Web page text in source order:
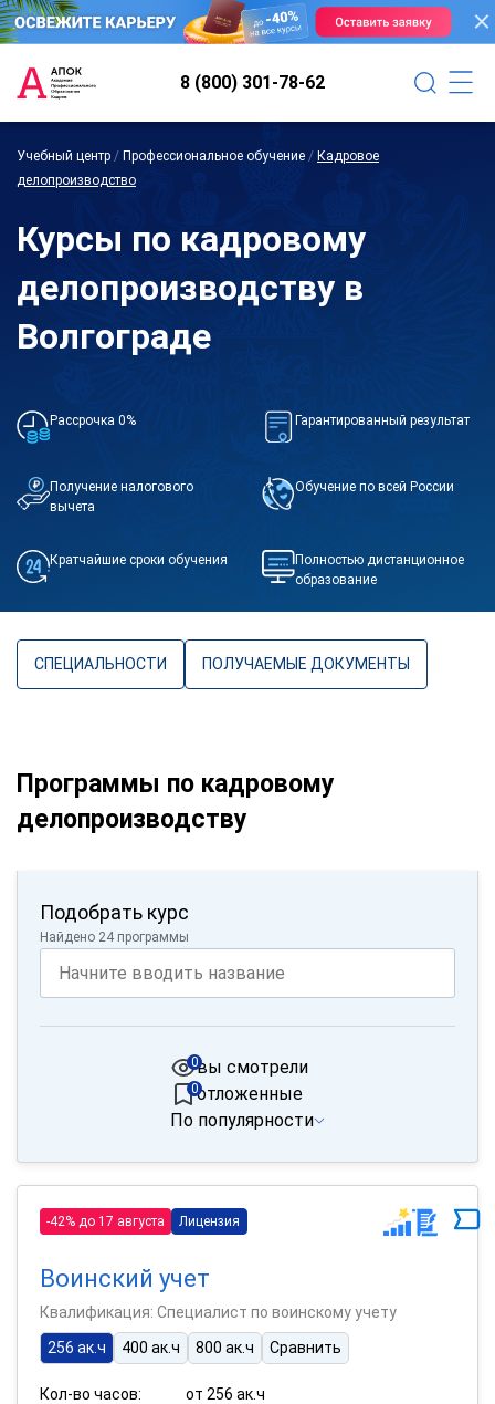
8 (800) 301-78-62
Учебный центр / Профессиональное обучение / Кадровое
делопроизводство
Курсы по кадровому
делопроизводству в
Волгограде
Рассрочка 0% Гарантированный результат
Получение налогового
вычета
Обучение по всей России
Кратчайшие сроки обучения
Полностью дистанционное
образование
СПЕЦИАЛЬНОСТИ ПОЛУЧАЕМЫЕ ДОКУМЕНТЫ
Программы по кадровому
делопроизводству
Подобрать курс
Найдено 24 программы
вы смотрели
0
отложенные
0
По популярности
-42% до 17 августа Лицензия
Воинский учет
Квалификация: Специалист по воинскому учету
256 ак.ч
400 ак.ч 800 ак.ч Сравнить
Кол-во часов:
от 256 ак.ч